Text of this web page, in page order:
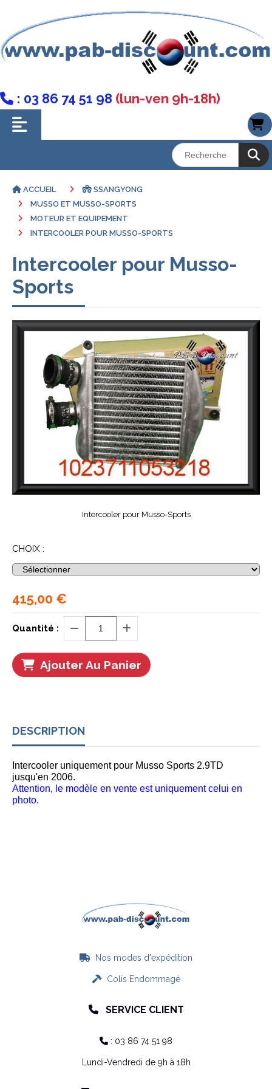
 : 03 86 74 51 98 (lun-ven 9h-18h)
ACCUEIL
SSANGYONG
MUSSO ET MUSSO-SPORTS
MOTEUR ET EQUIPEMENT
INTERCOOLER POUR MUSSO-SPORTS
Intercooler pour Musso-
Sports
Intercooler pour Musso-Sports
CHOIX :
415,00 €
Quantité :
Ajouter Au Panier
DESCRIPTION
Intercooler uniquement pour Musso Sports 2.9TD
jusqu'en 2006.
Attention, le modèle en vente est uniquement celui en
photo.
 Nos modes d'expédition
Colis Endommagé
 SERVICE CLIENT
 : 03 86 74 51 98
Lundi-Vendredi de 9h à 18h